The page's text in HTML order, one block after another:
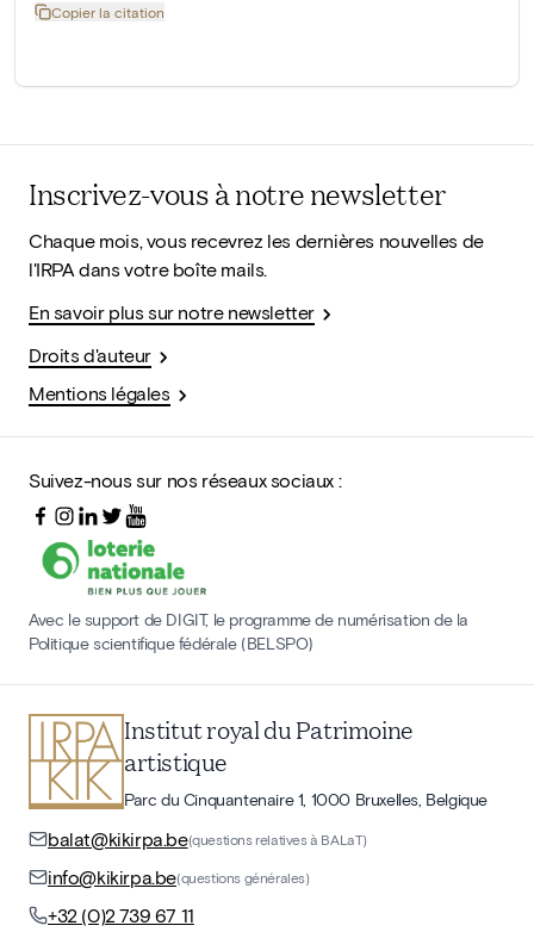
Copier la citation
Inscrivez-vous à notre newsletter
Chaque mois, vous recevrez les dernières nouvelles de
l'IRPA dans votre boîte mails.
En savoir plus sur notre newsletter
Droits d'auteur
Mentions légales
Suivez-nous sur nos réseaux sociaux :
Avec le support de DIGIT, le programme de numérisation de la
Politique scientifique fédérale (BELSPO)
Institut royal du Patrimoine
artistique
Parc du Cinquantenaire 1, 1000 Bruxelles, Belgique
balat@kikirpa.be(questions relatives à BALaT)
info@kikirpa.be(questions générales)
+32 (0)2 739 67 11